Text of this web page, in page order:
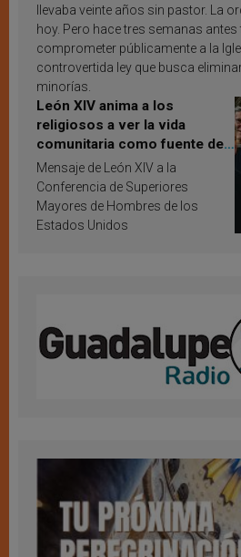
llevaba veinte años sin pastor. La
hoy. Pero hace tres semanas antes
comprometer públicamente a la
controvertida ley que busca
minorías.
León XIV anima a los
religiosos a ver la vida
comunitaria como fuente de
inspiración y santificación
Mensaje de León XIV a la
Conferencia de Superiores
Mayores de Hombres de los
Estados Unidos